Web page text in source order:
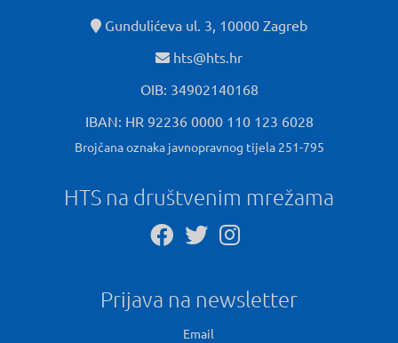
Gundulićeva ul. 3, 10000 Zagreb
hts@hts.hr
OIB: 34902140168
IBAN: HR 92236 0000 110 123 6028
Brojčana oznaka javnopravnog tijela 251-795
HTS na društvenim mrežama
Prijava na newsletter
Email